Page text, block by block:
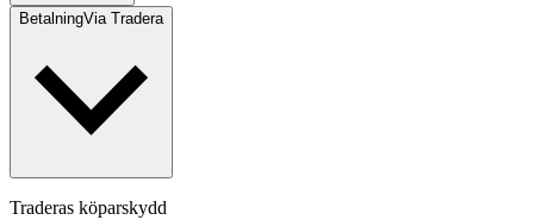
BetalningVia Tradera
Traderas köparskydd